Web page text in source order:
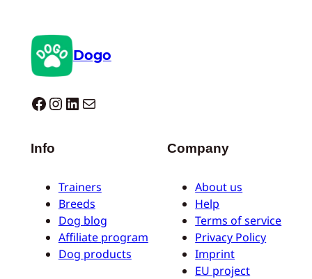
Dogo
Dogo facebook InstagramLinkedIn E-mail
Info
Trainers
Breeds
Dog blog
Affiliate program
Dog products
Company
About us
Help
Terms of service
Privacy Policy
Imprint
EU project